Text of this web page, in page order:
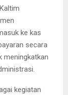
ke kas
secara
meningkatkan
kegiatan